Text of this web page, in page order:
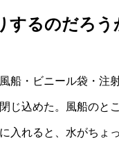
するのだろ
船・ビニール袋・
じ込めた。風船のと
入れると、水がちょ